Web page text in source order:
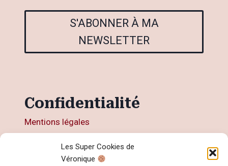
Les Super Cookies de
Véronique
S'ABONNER À MA
NEWSLETTER
Confidentialité
Mentions légales
Politique de confidentialité